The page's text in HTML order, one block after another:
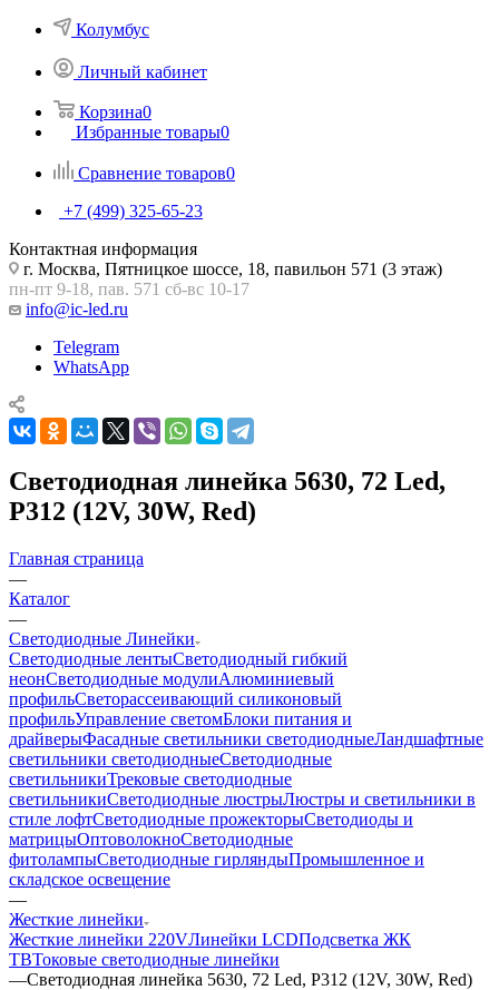
Колумбус
Личный кабинет
Корзина0
Избранные товары0
Сравнение товаров0
+7 (499) 325-65-23
Контактная информация
г. Москва, Пятницкое шоссе, 18, павильон 571 (3 этаж)
пн-пт 9-18, пав. 571 сб-вс 10-17
info@ic-led.ru
Telegram
WhatsApp
Светодиодная линейка 5630, 72 Led,
P312 (12V, 30W, Red)
Главная страница
—
Каталог
—
Светодиодные Линейки
Светодиодные лентыСветодиодный гибкий
неонСветодиодные модулиАлюминиевый
профильСветорассеивающий силиконовый
профильУправление светомБлоки питания и
драйверыФасадные светильники светодиодныеЛандшафтные
светильники светодиодныеСветодиодные
светильникиТрековые светодиодные
светильникиСветодиодные люстрыЛюстры и светильники в
стиле лофтСветодиодные прожекторыСветодиоды и
матрицыОптоволокноСветодиодные
фитолампыСветодиодные гирляндыПромышленное и
складское освещение
—
Жесткие линейки
Жесткие линейки 220VЛинейки LCDПодсветка ЖК
ТВТоковые светодиодные линейки
—Светодиодная линейка 5630, 72 Led, P312 (12V, 30W, Red)